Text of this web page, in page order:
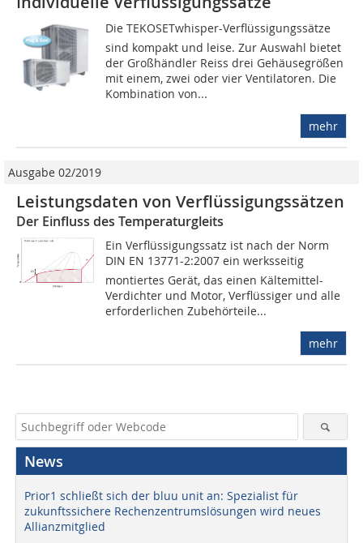
Die TEKOSETwhisper-Verflüssigungssätze
sind kompakt und leise. Zur Auswahl bietet
der Großhändler Reiss drei Gehäusegrößen
mit einem, zwei oder vier Ventilatoren. Die
Kombination von...
mehr
Ausgabe 02/2019
Leistungsdaten von Verflüssigungssätzen
Der Einfluss des Temperaturgleits
Ein Verflüssigungssatz ist nach der Norm
DIN EN 13771-2:2007 ein werksseitig
montiertes Gerät, das einen Kältemittel-
Verdichter und Motor, Verflüssiger und alle
erforderlichen Zubehörteile...
mehr
News
Prior1 schließt sich der bluu unit an: Spezialist für
zukunftssichere Rechenzentrumslösungen wird neues
Allianzmitglied